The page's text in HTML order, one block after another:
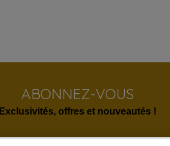
ABONNEZ-VOUS
Exclusivités, offres et nouveautés !